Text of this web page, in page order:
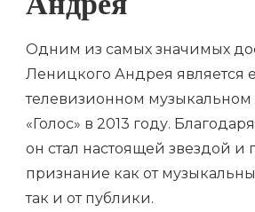
Одним из самых значимых
Леницкого Андрея является
телевизионном музыкальном
«Голос» в 2013 году.
он стал настоящей звездой и
признание как от
так и от публики.